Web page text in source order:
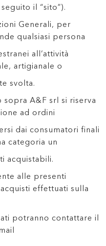
il “sito”).
Generali, per
qualsiasi persona
all’attività
artigianale o
svolta.
A&F srl si riserva
ad ordini
dai consumatori finali
categoria un
acquistabili.
alle presenti
effettuati sulla
potranno contattare il